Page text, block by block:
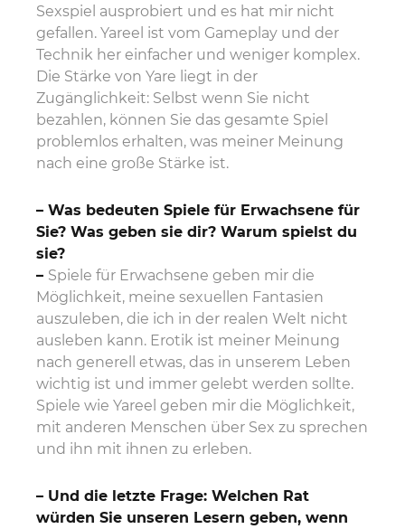
Sexspiel ausprobiert und es hat mir nicht
gefallen. Yareel ist vom Gameplay und der
Technik her einfacher und weniger komplex.
Die Stärke von Yare liegt in der
Zugänglichkeit: Selbst wenn Sie nicht
bezahlen, können Sie das gesamte Spiel
problemlos erhalten, was meiner Meinung
nach eine große Stärke ist.
– Was bedeuten Spiele für Erwachsene für
Sie? Was geben sie dir? Warum spielst du
sie?
– Spiele für Erwachsene geben mir die
Möglichkeit, meine sexuellen Fantasien
auszuleben, die ich in der realen Welt nicht
ausleben kann. Erotik ist meiner Meinung
nach generell etwas, das in unserem Leben
wichtig ist und immer gelebt werden sollte.
Spiele wie Yareel geben mir die Möglichkeit,
mit anderen Menschen über Sex zu sprechen
und ihn mit ihnen zu erleben.
– Und die letzte Frage: Welchen Rat
würden Sie unseren Lesern geben, wenn